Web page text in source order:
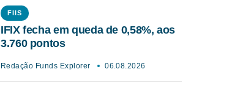
FIIS
IFIX fecha em queda de 0,58%, aos
3.760 pontos
Redação Funds Explorer 06.08.2026